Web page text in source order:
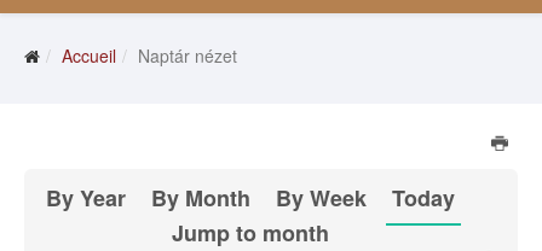
Accueil Naptár nézet
By Year By Month By Week
Today
Jump to month